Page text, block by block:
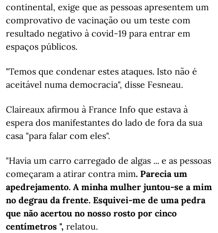
continental, exige que as pessoas apresentem um
comprovativo de vacinação ou um teste com
resultado negativo à covid-19 para entrar em
espaços públicos.
"Temos que condenar estes ataques. Isto não é
aceitável numa democracia", disse Fesneau.
Claireaux afirmou à France Info que estava à
espera dos manifestantes do lado de fora da sua
casa "para falar com eles".
"Havia um carro carregado de algas ... e as pessoas
começaram a atirar contra mim. Parecia um
apedrejamento. A minha mulher juntou-se a mim
no degrau da frente. Esquivei-me de uma pedra
que não acertou no nosso rosto por cinco
centímetros ", relatou.